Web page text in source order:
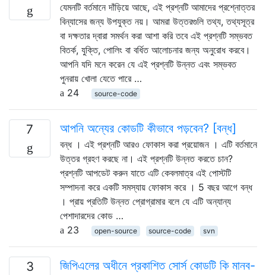
যেমনটি বর্তমানে দাঁড়িয়ে আছে, এই প্রশ্নটি আমাদের প্রশ্নোত্তর
বিন্যাসের জন্য উপযুক্ত নয়। আমরা উত্তরগুলি তথ্য, তথ্যসূত্র
বা দক্ষতার দ্বারা সমর্থন করা আশা করি তবে এই প্রশ্নটি সম্ভবত
বিতর্ক, যুক্তি, পোলিং বা বর্ধিত আলোচনার জন্য অনুরোধ করবে।
আপনি যদি মনে করেন যে এই প্রশ্নটি উন্নত এবং সম্ভবত
পুনরায় খোলা যেতে পারে …
24
source-code
7 আপনি অন্যের কোডটি কীভাবে পড়বেন? [বন্ধ]
বন্ধ । এই প্রশ্নটি আরও ফোকাস করা প্রয়োজন । এটি বর্তমানে
উত্তর গ্রহণ করছে না। এই প্রশ্নটি উন্নত করতে চান?
প্রশ্নটি আপডেট করুন যাতে এটি কেবলমাত্র এই পোস্টটি
সম্পাদনা করে একটি সমস্যায় ফোকাস করে । 5 বছর আগে বন্ধ
। প্রায় প্রতিটি উন্নত প্রোগ্রামার বলে যে এটি অন্যান্য
পেশাদারদের কোড …
23
open-source source-code svn
3
জিপিএলের অধীনে প্রকাশিত সোর্স কোডটি কি মানব-